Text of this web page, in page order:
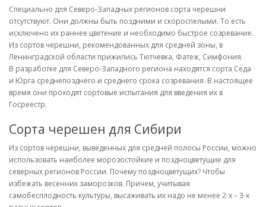
Специально для Северо-Западных регионов сорта черешни
отсутствуют. Они должны быть поздними и скороспелыми. То есть
исключено их раннее цветение и необходимо быстрое созревание.
Из сортов черешни, рекомендованных для средней зоны, в
Ленинградской области прижились Тютчевка, Фатеж, Симфония.
В разработке для Северо-Западного региона находятся сорта Седа
и Юрга среднепозднего и среднего срока созревания. В настоящее
время они проходят сортовые испытания для введения их в
Госреестр.
Сорта черешен для Сибири
Из сортов черешни, выведенных для средней полосы России, можно
использовать наиболее морозостойкие и поздноцветущие для
северных регионов России. Почему поздноцветущих? Чтобы
избежать весенних заморозков. Причем, учитывая
самобесплодность культуры, высаживать их надо не менее 2-х – 3-х